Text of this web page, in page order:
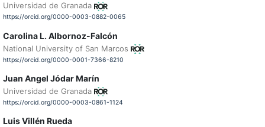
Universidad de Granada
https://orcid.org/0000-0003-0882-0065
Carolina L. Albornoz-Falcón
National University of San Marcos
https://orcid.org/0000-0001-7366-8210
Juan Angel Jódar Marín
Universidad de Granada
https://orcid.org/0000-0003-0861-1124
Luis Villén Rueda